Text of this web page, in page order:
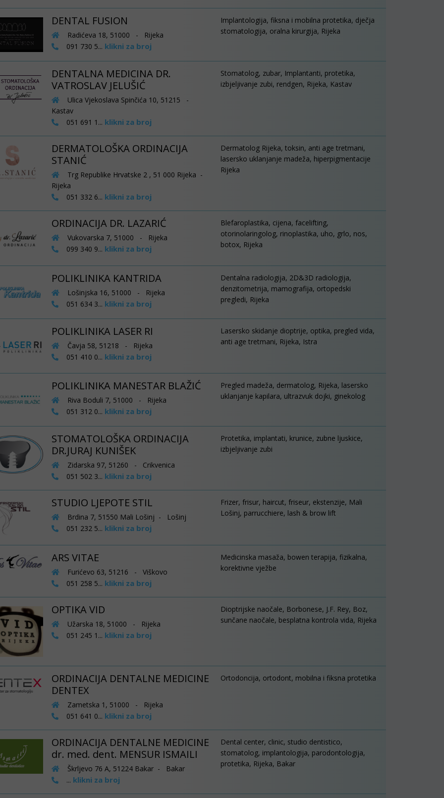
DENTAL FUSION
Radićeva 18, 51000 - Rijeka
091 730 5... klikni za broj
Implantologija, fiksna i mobilna protetika, dječja
stomatologija, oralna kirurgija, Rijeka
DENTALNA MEDICINA DR.
VATROSLAV JELUŠIĆ
Ulica Vjekoslava Spinčića 10, 51215 -
Kastav
051 691 1... klikni za broj
Stomatolog, zubar, Implantanti, protetika,
izbjeljivanje zubi, rendgen, Rijeka, Kastav
DERMATOLOŠKA ORDINACIJA
STANIĆ
Trg Republike Hrvatske 2 , 51 000 Rijeka -
Rijeka
051 332 6... klikni za broj
Dermatolog Rijeka, toksin, anti age tretmani,
lasersko uklanjanje madeža, hiperpigmentacije
Rijeka
ORDINACIJA DR. LAZARIĆ
Vukovarska 7, 51000 - Rijeka
099 340 9... klikni za broj
Blefaroplastika, cijena, facelifting,
otorinolaringolog, rinoplastika, uho, grlo, nos,
botox, Rijeka
POLIKLINIKA KANTRIDA
Lošinjska 16, 51000 - Rijeka
051 634 3... klikni za broj
Dentalna radiologija, 2D&3D radiologija,
denzitometrija, mamografija, ortopedski
pregledi, Rijeka
POLIKLINIKA LASER RI
Čavja 58, 51218 - Rijeka
051 410 0... klikni za broj
Lasersko skidanje dioptrije, optika, pregled vida,
anti age tretmani, Rijeka, Istra
POLIKLINIKA MANESTAR BLAŽIĆ
Riva Boduli 7, 51000 - Rijeka
051 312 0... klikni za broj
Pregled madeža, dermatolog, Rijeka, lasersko
uklanjanje kapilara, ultrazvuk dojki, ginekolog
STOMATOLOŠKA ORDINACIJA
DR.JURAJ KUNIŠEK
Zidarska 97, 51260 - Crikvenica
051 502 3... klikni za broj
Protetika, implantati, krunice, zubne ljuskice,
izbjeljivanje zubi
STUDIO LJEPOTE STIL
Brdina 7, 51550 Mali Lošinj - Lošinj
051 232 5... klikni za broj
Frizer, frisur, haircut, friseur, ekstenzije, Mali
Lošinj, parrucchiere, lash & brow lift
ARS VITAE
Furićevo 63, 51216 - Viškovo
051 258 5... klikni za broj
Medicinska masaža, bowen terapija, fizikalna,
korektivne vježbe
OPTIKA VID
Užarska 18, 51000 - Rijeka
051 245 1... klikni za broj
Dioptrijske naočale, Borbonese, J.F. Rey, Boz,
sunčane naočale, besplatna kontrola vida, Rijeka
ORDINACIJA DENTALNE MEDICINE
DENTEX
Zametska 1, 51000 - Rijeka
051 641 0... klikni za broj
Ortodoncija, ortodont, mobilna i fiksna protetika
ORDINACIJA DENTALNE MEDICINE
dr. med. dent. MENSUR ISMAILI
Škrljevo 76 A, 51224 Bakar - Bakar
... klikni za broj
Dental center, clinic, studio dentistico,
stomatolog, implantologija, parodontologija,
protetika, Rijeka, Bakar